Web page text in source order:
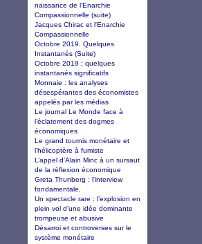
naissance de l'Enarchie
Compassionnelle (suite)
Jacques Chirac et l'Enarchie
Compassionnelle
Octobre 2019. Quelques
Instantanés (Suite)
Octobre 2019 : quelques
instantanés significatifs
Monnaie : les analyses
désespérantes des économistes
appelés par les médias
Le journal Le Monde face à
l’éclatement des dogmes
économiques
Le grand tournis monétaire et
l'hélicoptère à fumiste
L’appel d’Alain Minc à un sursaut
de la réflexion économique
Greta Thunberg : l'interview
fondamentale.
Un spectacle rare : l’explosion en
plein vol d’une idée dominante
trompeuse et abusive
Désarroi et controverses sur le
système monétaire